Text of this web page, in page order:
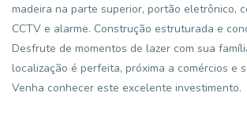
madeira na parte superior, portão eletrônico,
CCTV e alarme. Construção estruturada e
Desfrute de momentos de lazer com sua
localização é perfeita, próxima a comércios e
Venha conhecer este excelente investimento.